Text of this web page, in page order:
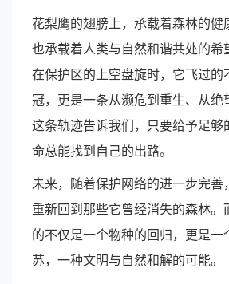
花梨鹰的翅膀上，承载着森林的健
也承载着人类与自然和谐共处的希
在保护区的上空盘旋时，它飞过的
冠，更是一条从濒危到重生、从绝
这条轨迹告诉我们，只要给予足够
命总能找到自己的出路。
未来，随着保护网络的进一步完善
重新回到那些它曾经消失的森林。
的不仅是一个物种的回归，更是一
苏，一种文明与自然和解的可能。